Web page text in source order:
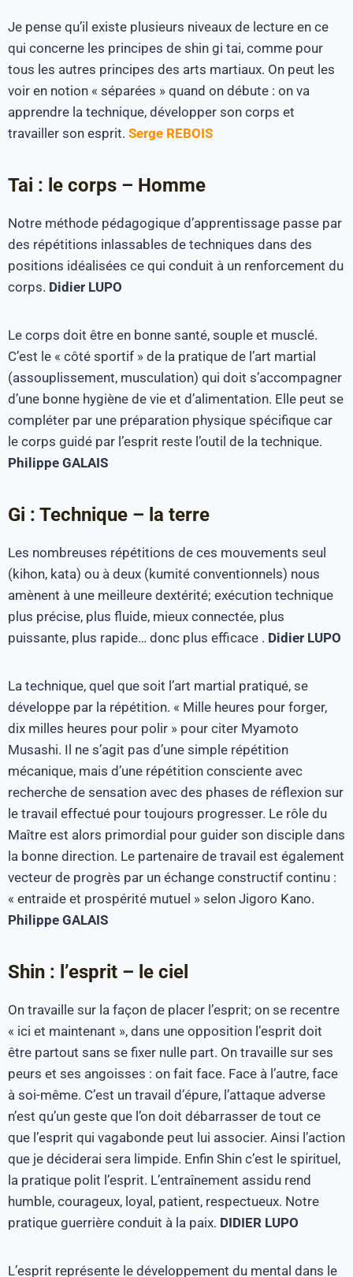
Je pense qu’il existe plusieurs niveaux de lecture en ce
qui concerne les principes de shin gi tai, comme pour
tous les autres principes des arts martiaux. On peut les
voir en notion « séparées » quand on débute : on va
apprendre la technique, développer son corps et
travailler son esprit. Serge REBOIS
Tai : le corps – Homme
Notre méthode pédagogique d’apprentissage passe par
des répétitions inlassables de techniques dans des
positions idéalisées ce qui conduit à un renforcement du
corps. Didier LUPO
Le corps doit être en bonne santé, souple et musclé.
C’est le « côté sportif » de la pratique de l’art martial
(assouplissement, musculation) qui doit s’accompagner
d’une bonne hygiène de vie et d’alimentation. Elle peut se
compléter par une préparation physique spécifique car
le corps guidé par l’esprit reste l’outil de la technique.
Philippe GALAIS
Gi : Technique – la terre
Les nombreuses répétitions de ces mouvements seul
(kihon, kata) ou à deux (kumité conventionnels) nous
amènent à une meilleure dextérité; exécution technique
plus précise, plus fluide, mieux connectée, plus
puissante, plus rapide… donc plus efficace . Didier LUPO
La technique, quel que soit l’art martial pratiqué, se
développe par la répétition. « Mille heures pour forger,
dix milles heures pour polir » pour citer Myamoto
Musashi. Il ne s’agit pas d’une simple répétition
mécanique, mais d’une répétition consciente avec
recherche de sensation avec des phases de réflexion sur
le travail effectué pour toujours progresser. Le rôle du
Maître est alors primordial pour guider son disciple dans
la bonne direction. Le partenaire de travail est également
vecteur de progrès par un échange constructif continu :
« entraide et prospérité mutuel » selon Jigoro Kano.
Philippe GALAIS
Shin : l’esprit – le ciel
On travaille sur la façon de placer l’esprit; on se recentre
« ici et maintenant », dans une opposition l’esprit doit
être partout sans se fixer nulle part. On travaille sur ses
peurs et ses angoisses : on fait face. Face à l’autre, face
à soi-même. C’est un travail d’épure, l’attaque adverse
n’est qu’un geste que l’on doit débarrasser de tout ce
que l’esprit qui vagabonde peut lui associer. Ainsi l’action
que je déciderai sera limpide. Enfin Shin c’est le spirituel,
la pratique polit l’esprit. L’entraînement assidu rend
humble, courageux, loyal, patient, respectueux. Notre
pratique guerrière conduit à la paix. DIDIER LUPO
L’esprit représente le développement du mental dans le